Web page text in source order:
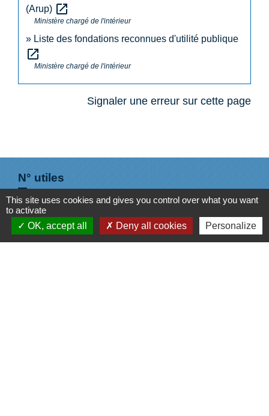
(Arup) open_in_new
Ministère chargé de l'intérieur
Liste des fondations reconnues d'utilité publique
open_in_new
Ministère chargé de l'intérieur
Signaler une erreur sur cette page
N° utiles
Commune de Saint-Léger-les-Vignes
16 rue de Nantes
44710 Saint-Léger-les-Vignes - FRANCE
+33 2 40 31 50 32
This site uses cookies and gives you control over what you want
to activate
OK, accept all
Deny all cookies Personalize